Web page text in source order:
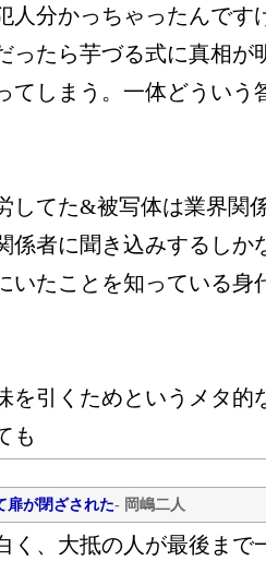
人分かっちゃったんです
ったら芋づる式に真相が
てしまう。一体どういう
してた&被写体は業界関
係者に聞き込みするしか
いたことを知っている身
を引くためというメタ的
も
扉が閉ざされた- 岡嶋二人
く、大抵の人が最後まで